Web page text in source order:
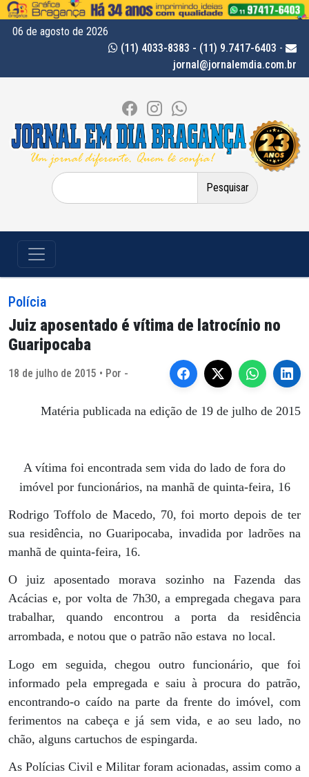
06 de agosto de 2026
(11) 4033-8383 - (11) 9.7417-6403 -
jornal@jornalemdia.com.br
Pesquisar
por:
Polícia
Juiz aposentado é vítima de latrocínio no
Guaripocaba
18 de julho de 2015 • Por -
Matéria publicada na edição de 19 de julho de 2015
A vítima foi encontrada sem vida do lado de fora do
imóvel por funcionários, na manhã de quinta-feira, 16
Rodrigo Toffolo de Macedo, 70, foi morto depois de ter
sua residência, no Guaripocaba, invadida por ladrões na
manhã de quinta-feira, 16.
O juiz aposentado morava sozinho na Fazenda das
Acácias e, por volta de 7h30, a empregada chegava para
trabalhar, quando encontrou a porta da residência
arrombada, e notou que o patrão não estava no local.
Logo em seguida, chegou outro funcionário, que foi
informado pela empregada e saiu à procura do patrão,
encontrando-o caído na parte da frente do imóvel, com
ferimentos na cabeça e já sem vida, e ao seu lado, no
chão, alguns cartuchos de espingarda.
As Polícias Civil e Militar foram acionadas, assim como a